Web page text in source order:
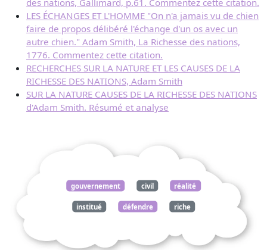
des nations, Gallimard, p.61. Commentez cette citation.
LES ÉCHANGES ET L'HOMME "On n'a jamais vu de chien
faire de propos délibéré l'échange d'un os avec un
autre chien." Adam Smith, La Richesse des nations,
1776. Commentez cette citation.
RECHERCHES SUR LA NATURE ET LES CAUSES DE LA
RICHESSE DES NATIONS, Adam Smith
SUR LA NATURE CAUSES DE LA RICHESSE DES NATIONS
d'Adam Smith. Résumé et analyse
gouvernement civil réalité
institué défendre riche
nature causes richesse